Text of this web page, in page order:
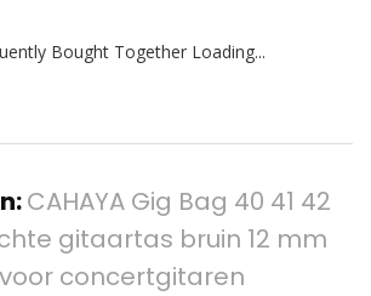
Bought Together Loading...
CAHAYA Gig Bag 40 41 42
gitaartas bruin 12 mm
concertgitaren